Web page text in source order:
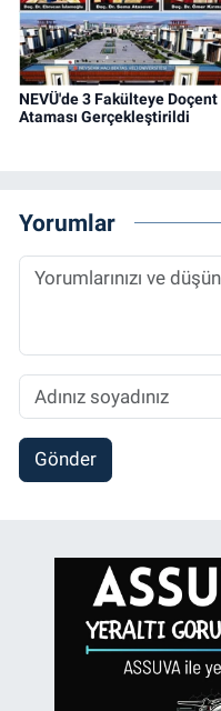
NEVÜ'de 3 Fakülteye Doçent
Ataması Gerçekleştirildi
Yorumlar
Gönder